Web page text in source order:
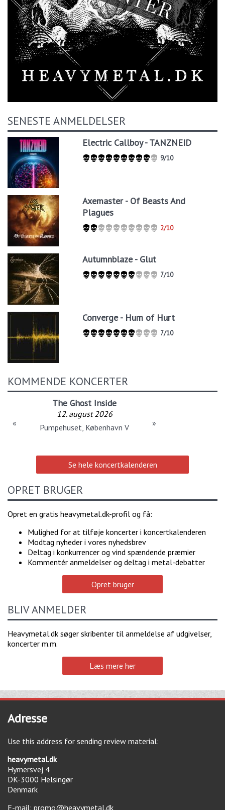
SENESTE ANMELDELSER
Electric Callboy - TANZNEID
9/10
Axemaster - Of Beasts And
Plagues
2/10
Autumnblaze - Glut
7/10
Converge - Hum of Hurt
7/10
KOMMENDE KONCERTER
The Ghost Inside
12. august 2026
Pumpehuset, København V
« »
Se hele koncertkalenderen
OPRET BRUGER
Opret en gratis heavymetal.dk-profil og få:
Mulighed for at tilføje koncerter i koncertkalenderen
Modtag nyheder i vores nyhedsbrev
Deltag i konkurrencer og vind spændende præmier
Kommentér anmeldelser og deltag i metal-debatter
Opret bruger
BLIV ANMELDER
Heavymetal.dk søger skribenter til anmeldelse af udgivelser,
koncerter m.m.
Læs mere her
Adresse
Use this address for sending review material:
heavymetal.dk
Hymersvej 4
DK-3000 Helsingør
Denmark
E-mail: promo@heavymetal.dk